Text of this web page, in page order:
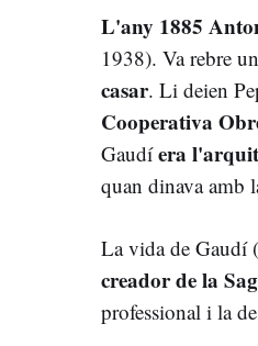
L'any 1885
1938). Va rebre
casar. Li deien
Cooperativa
Gaudíera
quan dinava amb
La vida de Gaudí
creador de la
professional i la